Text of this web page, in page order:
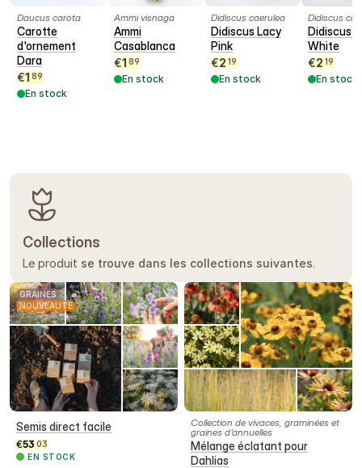
Daucus carota
Carotte
d'ornement
Dara
€1 89
En stock
Ammi visnaga
Ammi
Casablanca
€1 89
En stock
Didiscus caerulea
Didiscus Lacy
Pink
€2 19
En stock
Didiscus
Didiscus
White
€2 19
En stock
Collections
Le produit se trouve dans les collections suivantes.
GRAINES
NOUVEAUTÉ
Semis direct facile
€53 03
EN STOCK
Collection de vivaces, graminées et
graines d'annuelles
Mélange éclatant pour
Dahlias